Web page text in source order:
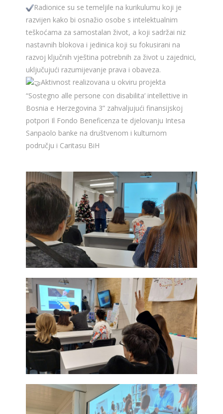
Radionice su se temeljile na kurikulumu koji je
razvijen kako bi osnažio osobe s intelektualnim
teškoćama za samostalan život, a koji sadržai niz
nastavnih blokova i jedinica koji su fokusirani na
razvoj ključnih vještina potrebnih za život u zajednici,
uključujući razumijevanje prava i obaveza.
Aktivnost realizovana u okviru projekta
“Sostegno alle persone con disabilita’ intellettive in
Bosnia e Herzegovina 3” zahvaljujući finansijskoj
potpori Il Fondo Beneficenza te djelovanju Intesa
Sanpaolo banke na društvenom i kulturnom
području i Caritasu BiH